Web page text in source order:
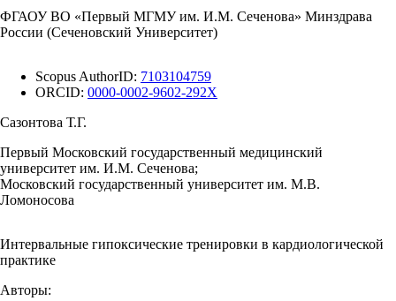
ФГАОУ ВО «Первый МГМУ им. И.М. Сеченова» Минздрава
России (Сеченовский Университет)
Scopus AuthorID: 7103104759
ORCID: 0000-0002-9602-292X
Сазонтова Т.Г.
Первый Московский государственный медицинский
университет им. И.М. Сеченова;
Московский государственный университет им. М.В.
Ломоносова
Интервальные гипоксические тренировки в кардиологической
практике
Авторы: